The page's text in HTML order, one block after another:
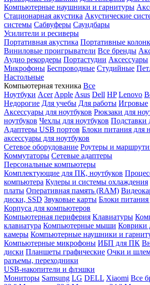
Компьютерные наушники и гарнитуры
Стационарная акустика Акустические
системы Сабвуферы Саундбары
Усилители и ресиверы
Портативная акустика Портативные
Виниловые проигрыватели Все бренды
Аудио рекордеры Портастудии Аксессуары
Микрофоны Беспроводные Студийные
Настольные
Компьютерная техника Все
Ноутбуки Acer Apple Asus Dell HP Lenovo
Недорогие Для учебы Для работы Игровые
Аксессуары для ноутбуков Рюкзаки для
ноутбуков Чехлы для ноутбуков Подставки
Адаптеры USB портов Блоки питания для
аксессуары для ноутбуков
Сетевое оборудование Роутеры и
Коммутаторы Сетевые адаптеры
Персональные компьютеры
Комплектующие для ПК, ноутбуков
компьютера Кулеры и системы охлаждения
платы Оперативная память (RAM)
диски, SSD Звуковые карты Блоки
Корпуса для компьютеров
Компьютерная периферия Клавиатуры
клавиатура Компьютерные мыши Коврики
камеры Компьютерные наушники и
Компьютерные микрофоны ИБП для ПК
диски Планшеты графические Очки и
разъемы, переходники
USB-накопители и флэшки
Мониторы Samsung LG DELL Xiaomi Все